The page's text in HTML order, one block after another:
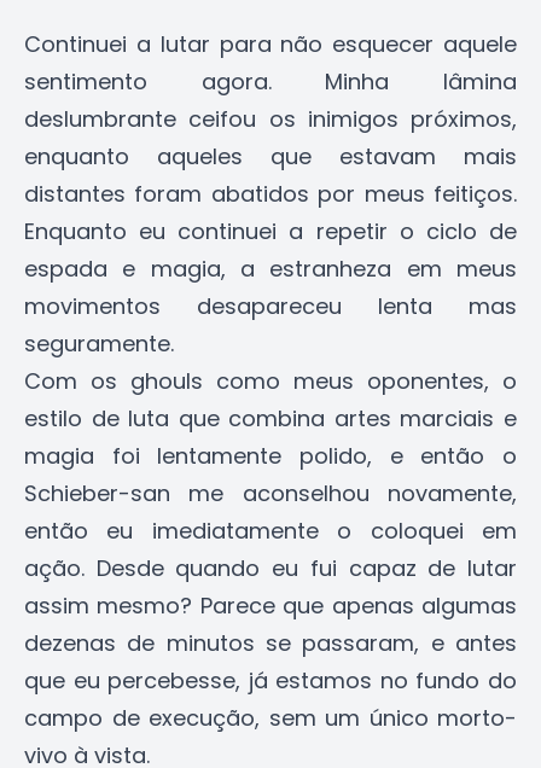
Continuei a lutar para não esquecer aquele
sentimento agora. Minha lâmina
deslumbrante ceifou os inimigos próximos,
enquanto aqueles que estavam mais
distantes foram abatidos por meus feitiços.
Enquanto eu continuei a repetir o ciclo de
espada e magia, a estranheza em meus
movimentos desapareceu lenta mas
seguramente.
Com os ghouls como meus oponentes, o
estilo de luta que combina artes marciais e
magia foi lentamente polido, e então o
Schieber-san me aconselhou novamente,
então eu imediatamente o coloquei em
ação. Desde quando eu fui capaz de lutar
assim mesmo? Parece que apenas algumas
dezenas de minutos se passaram, e antes
que eu percebesse, já estamos no fundo do
campo de execução, sem um único morto-
vivo à vista.